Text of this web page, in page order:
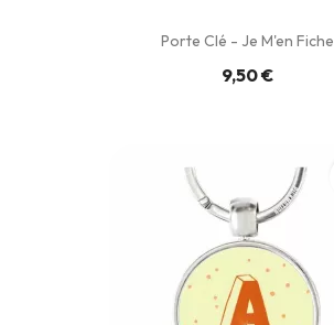
Porte Clé - Je M'en Fiche
9,50 €